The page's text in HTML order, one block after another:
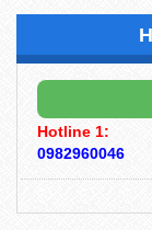
Hotline 1:
0982960046